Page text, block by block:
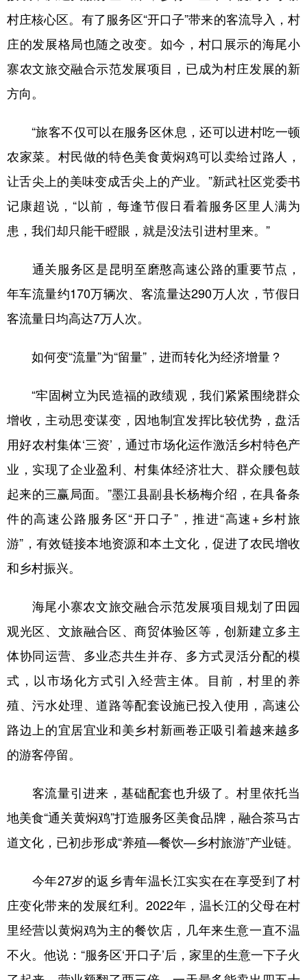
村庄核心区。有了服务区“开口子”带来的客流导入，村
庄的发展格局也随之改变。如今，村口展示的海尾小
寨农文旅交融合示范发展项目，已成为村庄发展的新
方向。
“旅客不仅可以在服务区休息，还可以进村吃一顿
农家菜。村民做的特色美食黄焖鸡可以卖给过路人，
让舌尖上的美味变成舌尖上的产业。”新武社区党委书
记康超说，“以前，每逢节假日看着服务区里人满为
患，我们却只能干瞪眼，就是没法引进村里来。”
通关服务区是昆明至磨憨高速公路的重要节点，
年车流量约170万辆次、客流量达290万人次，节假日
客流量日均高达7万人次。
如何变“流量”为“留量”，进而转化为经济增量？
“牢固树立为民造福的政绩观，我们紧紧围绕群众
增收，主动思变谋变，因地制宜发挥比较优势，盘活
用好农村集体‘三资’，通过市场化运作激活乡村特色产
业，实现了企业盈利、村集体经济壮大、群众腰包鼓
起来的三赢局面。”墨江县副县长杨梅介绍，在具备条
件的高速公路服务区“开口子”，推进“高速+乡村旅
游”，有效链接本地资源和本土文化，促进了农民增收
和乡村振兴。
海尾小寨农文旅交融合示范发展项目规划了田园
观光区、文旅融合区、商贸体验区等，创新建立多主
体协同运营、多业态共生并存、多方式灵活分配的模
式，以市场化方式引入经营主体。目前，村里的养
殖、污水处理、道路等配套设施已投入使用，高速公
路边上的宜居宜业和美乡村新画卷正吸引着越来越多
的游客停留。
客流量引进来，基础配套也升级了。村里依托当
地美食“通关黄焖鸡”打造服务区美食品牌，融合茶马古
道文化，已初步形成“养殖—餐饮—乡村旅游”产业链。
今年27岁的返乡青年温长江实实在在享受到了村
庄变化带来的发展红利。2022年，温长江的父母在村
里经营以黄焖鸡为主的餐饮店，几年来生意一直不温
不火。他说：“服务区‘开口子’后，家里的生意一下子火